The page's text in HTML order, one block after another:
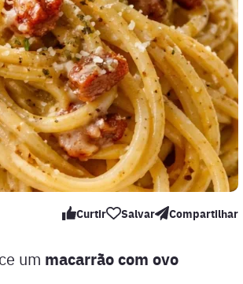
Curtir Salvar Compartilhar
um macarrão com ovo